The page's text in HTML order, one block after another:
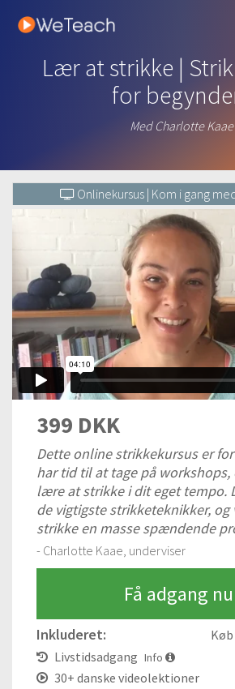
Lær at strikke |
for
Med Charlotte Kaae
Onlinekursus | Kom i gang
399 DKK
Dette online strikkekursus er
har tid til at tage på workshops,
lære at strikke i dit eget tempo.
de vigtigste strikketeknikker, og
strikke en masse spændende
- Charlotte Kaae, underviser
Få adgang
Inkluderet:
Livstidsadgang Info
30+ danske videolektioner